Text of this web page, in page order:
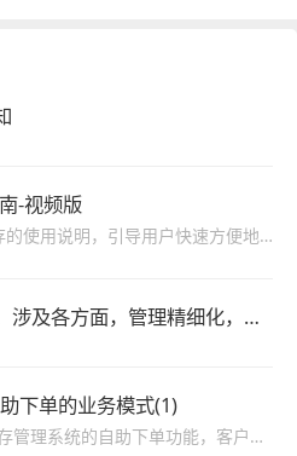
-视频版
本文档是适用于微匣-云进销存的使用说明，引导用户快速方便地使用系统，包括进销存、系统管理、财务管理等功能的操作说明。
企微宝自营商城功能总览！涉及各方面，管理精细化，帮助企业追赶销售潮流提高营业额！3
下单的业务模式(1)
如果我们使用企微宝ERP进销存管理系统的自助下单功能，客户可以扫码绑定账号。当客户产生下单需求时，直接下单，无需联系业务员，省去了和业务员对接这一过程，就可以有效避免业务员无法及时回复、与业务员沟通的时候不顺畅这两个问题。